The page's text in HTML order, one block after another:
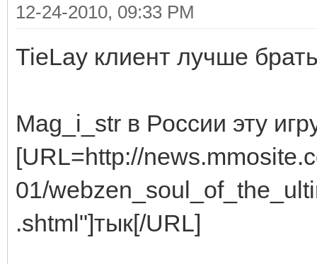
12-24-2010, 09:33 PM
TieLay клиент лучше
Mag_i_str в России эту
[URL=http://
01/
.shtml"]тык[/URL]